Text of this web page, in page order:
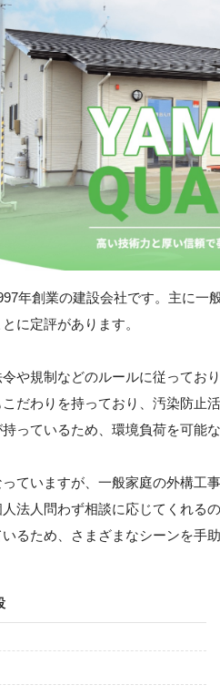
年創業の建設会社です。主に一
に定評があります。
や規制などのルールに従ってお
だわりを持っており、汚染防止
っているため、環境負荷を可能
ていますが、一般家庭の外構工
法人問わず相談に応じてくれる
るため、さまざまなシーンを手